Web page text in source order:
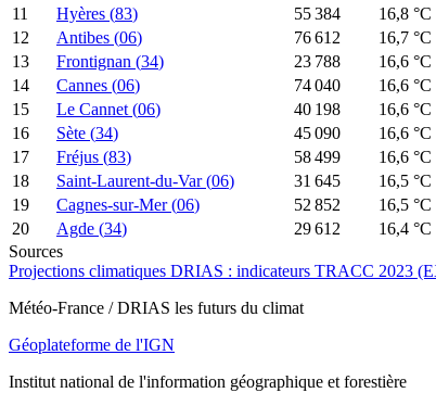
11
Hyères (83) 55 384 16,8 °C
12
Antibes (06) 76 612 16,7 °C
13
Frontignan (34) 23 788 16,6 °C
14
Cannes (06) 74 040 16,6 °C
15
Le Cannet (06) 40 198 16,6 °C
16
Sète (34) 45 090 16,6 °C
17
Fréjus (83) 58 499 16,6 °C
18
Saint-Laurent-du-Var (06) 31 645 16,5 °C
19
Cagnes-sur-Mer (06) 52 852 16,5 °C
20
Agde (34) 29 612 16,4 °C
Sources
Projections climatiques DRIAS : indicateurs TRACC 2023
Météo-France / DRIAS les futurs du climat
Géoplateforme de l'IGN
Institut national de l'information géographique et forestière